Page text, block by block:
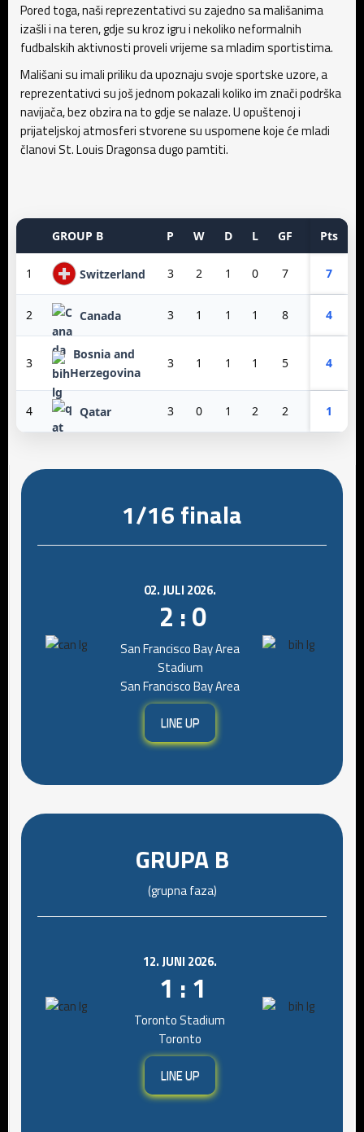
Pored toga, naši reprezentativci su zajedno sa mališanima
izašli i na teren, gdje su kroz igru i nekoliko neformalnih
fudbalskih aktivnosti proveli vrijeme sa mladim sportistima.
Mališani su imali priliku da upoznaju svoje sportske uzore, a
reprezentativci su još jednom pokazali koliko im znači podrška
navijača, bez obzira na to gdje se nalaze. U opuštenoj i
prijateljskoj atmosferi stvorene su uspomene koje će mladi
članovi St. Louis Dragonsa dugo pamtiti.
GROUP B P W D L GF GA
Pts
1 Switzerland 3 2 1 0 7 7
2 Canada 3 1 1 1 8 4
3
Bosnia and
Herzegovina
3 1 1 1 5 4
4 Qatar 3 0 1 2 2 1
1/16 finala
02. JULI 2026.
2 : 0
San Francisco Bay Area
Stadium
San Francisco Bay Area
LINE UP
GRUPA B
(grupna faza)
12. JUNI 2026.
1 : 1
Toronto Stadium
Toronto
LINE UP